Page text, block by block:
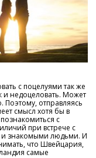
с поцелуями так же
и недоцеловать. Может
Поэтому, отправляясь
смысл хотя бы в
с
при встрече с
знакомыми людьми. И
что Швейцария,
самые